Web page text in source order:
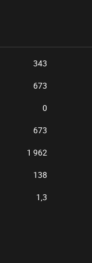
343
673
0
673
1 962
138
1,3